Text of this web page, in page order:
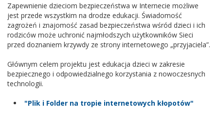
Zapewnienie dzieciom bezpieczeństwa w Internecie możliwe
jest przede wszystkim na drodze edukacji. Świadomość
zagrożeń i znajomość zasad bezpieczeństwa wśród dzieci i ich
rodziców może uchronić najmłodszych użytkowników Sieci
przed doznaniem krzywdy ze strony internetowego „przyjaciela”.
Głównym celem projektu jest edukacja dzieci w zakresie
bezpiecznego i odpowiedzialnego korzystania z nowoczesnych
technologii.
"Plik i Folder na tropie internetowych kłopotów"